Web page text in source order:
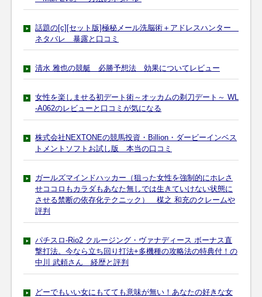
話題の[c][セット版]極秘メール洗脳術＋アドレスハンター
ネタバレ 暴露と口コミ
清水 雅也の競艇 必勝予想法 効果についてレビュー
女性を楽しませる初デート術～オッカムの剃刀デート～ WL
-A062のレビューと口コミが気になる
株式会社NEXTONEの競馬投資・Billion・ダービーインベス
トメントソフトお試し版 本当の口コミ
ガールズマインドハッカー（狙った女性を強制的にホレさ
せココロもカラダもあなた無しでは生きていけない状態に
させる禁断の依存化テクニック） 楳之 和充のクレームや
評判
パチスロ-Rio2 クルージング・ヴァナディース ボーナス直
撃打法。今なら立ち回り打法+多機種の攻略法の特典付！の
中川 武頼さん 経歴と評判
どーでもいい女にもてても意味が無い！あなたの好きな女